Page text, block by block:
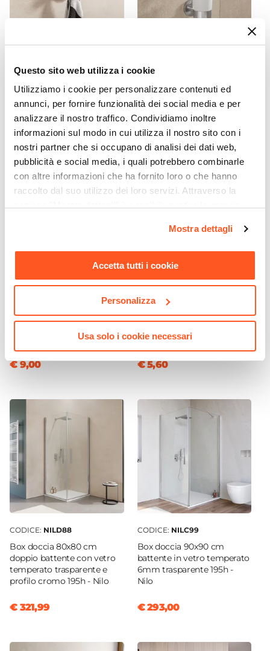
Questo sito web utilizza i cookie
Utilizziamo i cookie per personalizzare contenuti ed
annunci, per fornire funzionalità dei social media e per
analizzare il nostro traffico. Condividiamo inoltre
informazioni sul modo in cui utilizza il nostro sito con i
nostri partner che si occupano di analisi dei dati web,
pubblicità e social media, i quali potrebbero combinarle
con altre informazioni che ha fornito loro o che hanno
raccolto dal suo utilizzo dei loro servizi. Attraverso la
momento. Per maggiori informazioni si invita a leggere la
Mostra dettagli
Accetta tutti i cookie
Personalizza
Usa solo i cookie necessari
CODICE:BLL-2AZ
Gancio doppio
portasalviette in acciaio
spazzolato - Billie
€ 6,00
CODICE:
Portaspazzolino con
bicchiere in vetro in acciaio
spazzolato - Billie
€ 9,00
Portasalviette ad anello
€ 9,00
CODICE:
Portasapone in acciaio
vetro satinato - Billie
€ 5,60
CODICE: NILD88
Box doccia 80x80 cm
doppio battente con vetro
temperato trasparente e
profilo cromo 195h - Nilo
€ 321,99
CODICE: NILC99
Box doccia 90x90 cm
battente in vetro temperato
6mm trasparente 195h -
Nilo
€ 293,00